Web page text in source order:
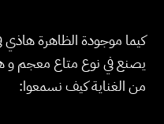
كيما موجودة الظاهرة هاذي
يصنع في نوع متاع معجم و
من الغناية كيف نسمعوا: